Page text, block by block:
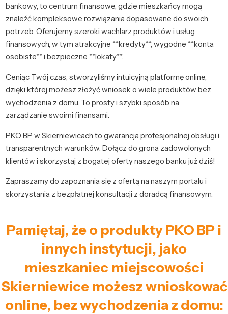
bankowy, to centrum finansowe, gdzie mieszkańcy mogą
znaleźć kompleksowe rozwiązania dopasowane do swoich
potrzeb. Oferujemy szeroki wachlarz produktów i usług
finansowych, w tym atrakcyjne **kredyty**, wygodne **konta
osobiste** i bezpieczne **lokaty**.
Ceniąc Twój czas, stworzyliśmy intuicyjną platformę online,
dzięki której możesz złożyć wniosek o wiele produktów bez
wychodzenia z domu. To prosty i szybki sposób na
zarządzanie swoimi finansami.
PKO BP w Skierniewicach to gwarancja profesjonalnej obsługi i
transparentnych warunków. Dołącz do grona zadowolonych
klientów i skorzystaj z bogatej oferty naszego banku już dziś!
Zapraszamy do zapoznania się z ofertą na naszym portalu i
skorzystania z bezpłatnej konsultacji z doradcą finansowym.
Pamiętaj, że o produkty PKO BP i
innych instytucji, jako
mieszkaniec miejscowości
Skierniewice możesz wnioskować
online, bez wychodzenia z domu: